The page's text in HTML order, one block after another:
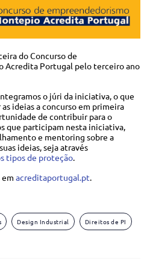
do Concurso de
Acredita Portugal pelo terceiro ano
o júri da iniciativa, o que
ideias a concurso em primeira
de contribuir para o
que participam nesta iniciativa,
e mentoring sobre a
ideias, seja através
tipos de proteção.
acreditaportugal.pt.
Design Industrial Direitos de PI